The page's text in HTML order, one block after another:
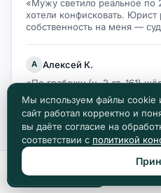
«Мужу светило реальное по
хотели конфисковать.
собственность на меня —
А Алексей К.
«По грабежу (ч. 2 ст. 161)
указал на активное
смягчающее — кассация
Мы используем файлы cookie
сайт работал корректно и
вы даёте согласие на
соответствии с политикой